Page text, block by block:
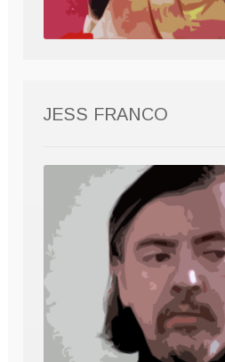
JESS FRANCO